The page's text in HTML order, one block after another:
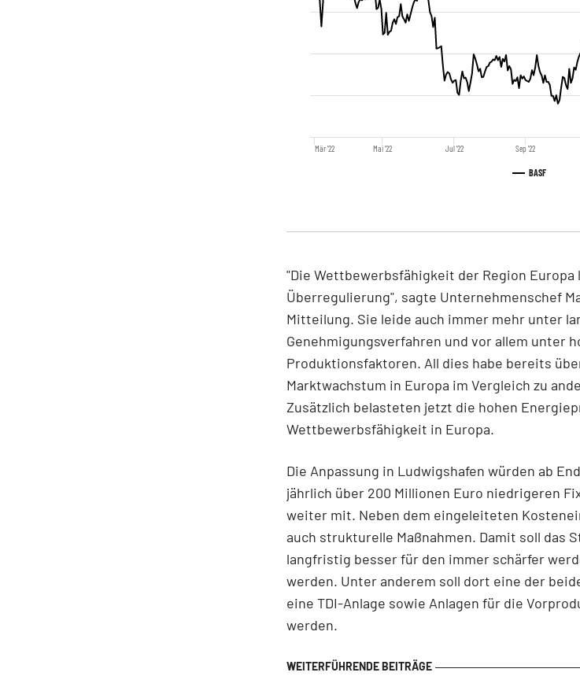
BASF
Mär '22 Mai '22 Jul '22 Sep '22
"Die Wettbewerbsfähigkeit der Region
Überregulierung", sagte Unternehmenschef
Mitteilung. Sie leide auch immer mehr unter
Genehmigungsverfahren und vor allem unter
Produktionsfaktoren. All dies habe bereits
Marktwachstum in Europa im Vergleich zu
Zusätzlich belasteten jetzt die hohen
Wettbewerbsfähigkeit in Europa.
Die Anpassung in Ludwigshafen würden ab
jährlich über 200 Millionen Euro niedrigeren
weiter mit. Neben dem eingeleiteten
auch strukturelle Maßnahmen. Damit soll das
langfristig besser für den immer schärfer
werden. Unter anderem soll dort eine der
eine TDI-Anlage sowie Anlagen für die
werden.